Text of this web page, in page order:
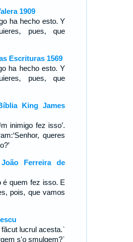
1909
ha hecho esto. Y
pues, que
Escrituras 1569
ha hecho esto. Y
pues, que
King James
inimigo fez isso’.
queres
Ferreira de
é quem fez isso. E
pois, que vamos
lucrul acesta.`
s'o smulgem?`